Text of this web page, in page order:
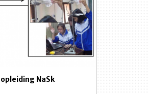
NaSk